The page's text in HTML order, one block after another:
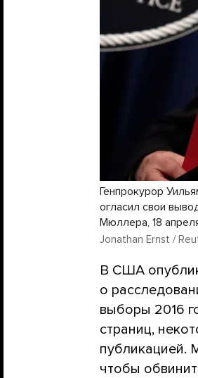
Генпрокурор
огласил свои
Мюллера, 18
Jonathan Ernst /
В США
о
выборы 2016
страниц,
публикацией.
чтобы